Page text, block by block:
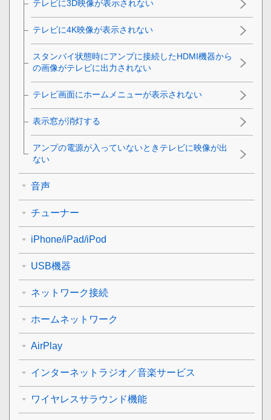
テレビに3D映像が表示されない
テレビに4K映像が表示されない
スタンバイ状態時にアンプに接続したHDMI機器から
の画像がテレビに出力されない
テレビ画面にホームメニューが表示されない
表示窓が消灯する
アンプの電源が入っていないときテレビに映像が出
ない
音声
チューナー
iPhone/iPad/iPod
USB機器
ネットワーク接続
ホームネットワーク
AirPlay
インターネットラジオ／音楽サービス
ワイヤレスサラウンド機能